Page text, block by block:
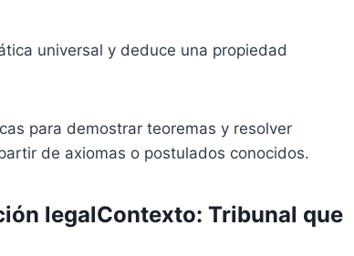
universal y deduce una propiedad
para demostrar teoremas y resolver
de axiomas o postulados conocidos.
legalContexto: Tribunal que